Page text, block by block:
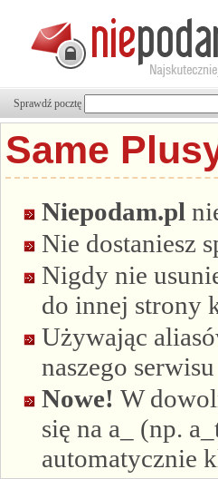
Sprawdź pocztę
Same
Niepodam.pl
Nie dostaniesz
Nigdy nie
do innej strony
Używając
naszego serwisu
Nowe! W
się na a_ (np.
automatycznie